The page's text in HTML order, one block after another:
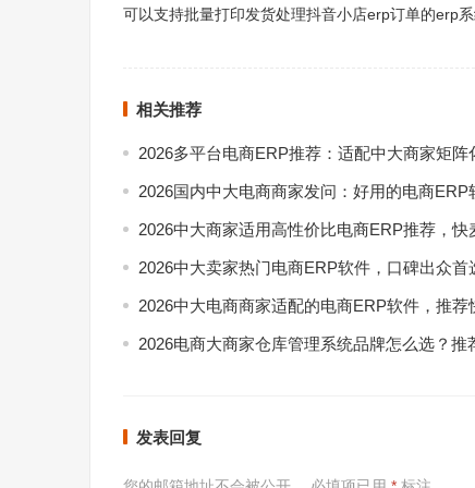
可以支持批量打印发货处理抖音小店erp订单的erp
相关推荐
2026多平台电商ERP推荐：适配中大商家矩
2026国内中大电商商家发问：好用的电商ERP
2026中大商家适用高性价比电商ERP推荐，快
2026中大卖家热门电商ERP软件，口碑出众首
2026中大电商商家适配的电商ERP软件，推荐
2026电商大商家仓库管理系统品牌怎么选？推
发表回复